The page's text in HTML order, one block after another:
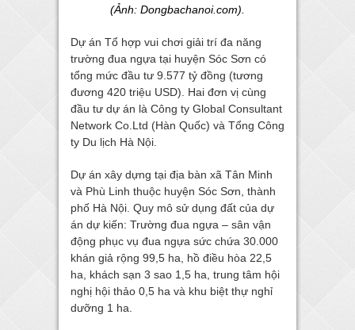
(Ảnh: Dongbachanoi.com).
Dự án Tổ hợp vui chơi giải trí đa năng
trường đua ngựa tại huyện Sóc Sơn có
tổng mức đầu tư 9.577 tỷ đồng (tương
đương 420 triệu USD). Hai đơn vị cùng
đầu tư dự án là Công ty Global Consultant
Network Co.Ltd (Hàn Quốc) và Tổng Công
ty Du lịch Hà Nội.
Dự án xây dựng tại địa bàn xã Tân Minh
và Phù Linh thuộc huyện Sóc Sơn, thành
phố Hà Nội. Quy mô sử dụng đất của dự
án dự kiến: Trường đua ngựa – sân vận
động phục vụ đua ngựa sức chứa 30.000
khán giả rộng 99,5 ha, hồ điều hòa 22,5
ha, khách sạn 3 sao 1,5 ha, trung tâm hội
nghị hội thảo 0,5 ha và khu biệt thự nghỉ
dưỡng 1 ha.